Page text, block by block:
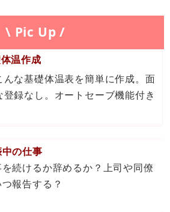
\ Pic Up /
温作成
な基礎体温表を簡単に作成。面
登録なし。オートセーブ機能付き
の仕事
続けるか辞めるか？上司や同僚
報告する？